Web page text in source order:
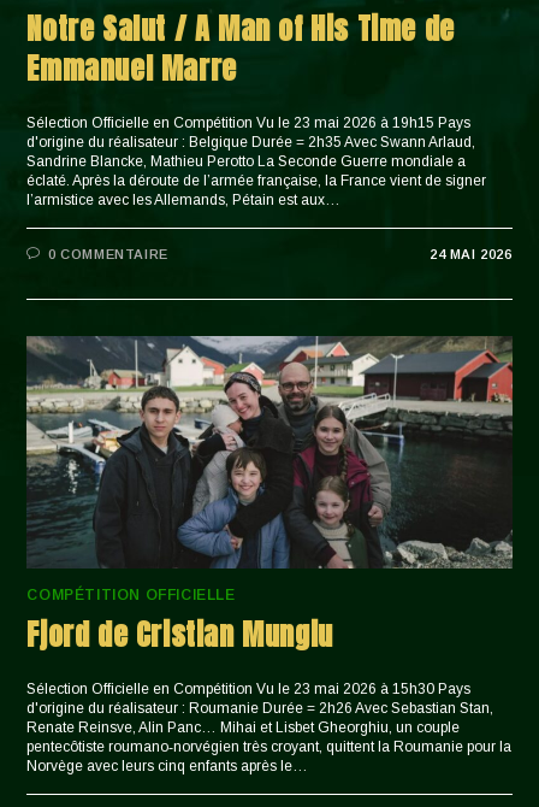
Notre Salut / A Man of His Time de
Emmanuel Marre
Sélection Officielle en Compétition Vu le 23 mai 2026 à 19h15 Pays
d'origine du réalisateur : Belgique Durée = 2h35 Avec Swann Arlaud,
Sandrine Blancke, Mathieu Perotto La Seconde Guerre mondiale a
éclaté. Après la déroute de l’armée française, la France vient de signer
l’armistice avec les Allemands, Pétain est aux…
0 COMMENTAIRE 24 MAI 2026
COMPÉTITION OFFICIELLE
Fjord de Cristian Mungiu
Sélection Officielle en Compétition Vu le 23 mai 2026 à 15h30 Pays
d'origine du réalisateur : Roumanie Durée = 2h26 Avec Sebastian Stan,
Renate Reinsve, Alin Panc… Mihai et Lisbet Gheorghiu, un couple
pentecôtiste roumano‑norvégien très croyant, quittent la Roumanie pour la
Norvège avec leurs cinq enfants après le…